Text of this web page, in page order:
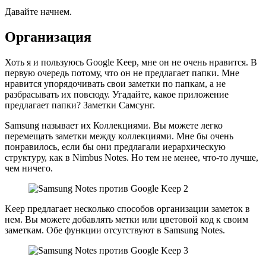
Давайте начнем.
Организация
Хоть я и пользуюсь Google Keep, мне он не очень нравится. В
первую очередь потому, что он не предлагает папки. Мне
нравится упорядочивать свои заметки по папкам, а не
разбрасывать их повсюду. Угадайте, какое приложение
предлагает папки? Заметки Самсунг.
Samsung называет их Коллекциями. Вы можете легко
перемещать заметки между коллекциями. Мне бы очень
понравилось, если бы они предлагали иерархическую
структуру, как в Nimbus Notes. Но тем не менее, что-то лучше,
чем ничего.
Keep предлагает несколько способов организации заметок в
нем. Вы можете добавлять метки или цветовой код к своим
заметкам. Обе функции отсутствуют в Samsung Notes.